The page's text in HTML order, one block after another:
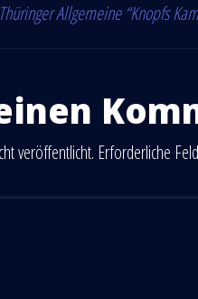
Allgemeine “Knopfs
veröffentlicht. Erforderliche